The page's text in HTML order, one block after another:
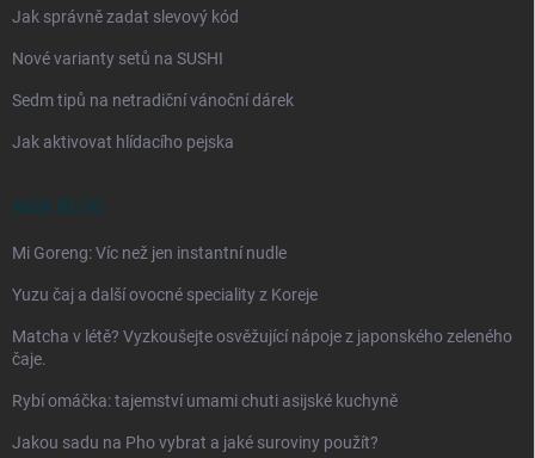
Jak správně zadat slevový kód
Nové varianty setů na SUSHI
Sedm tipů na netradiční vánoční dárek
Jak aktivovat hlídacího pejska
ASIA BLOG
Mi Goreng: Víc než jen instantní nudle
Yuzu čaj a další ovocné speciality z Koreje
Matcha v létě? Vyzkoušejte osvěžující nápoje z japonského zeleného
čaje.
Rybí omáčka: tajemství umami chuti asijské kuchyně
Jakou sadu na Pho vybrat a jaké suroviny použít?